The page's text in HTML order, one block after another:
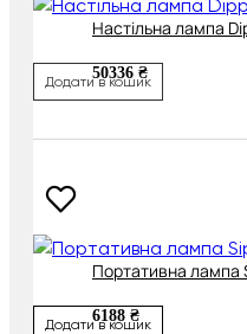
Настільна лампа
50336 ₴
Додати в кошик
Портативна лампа
6188 ₴
Додати в кошик